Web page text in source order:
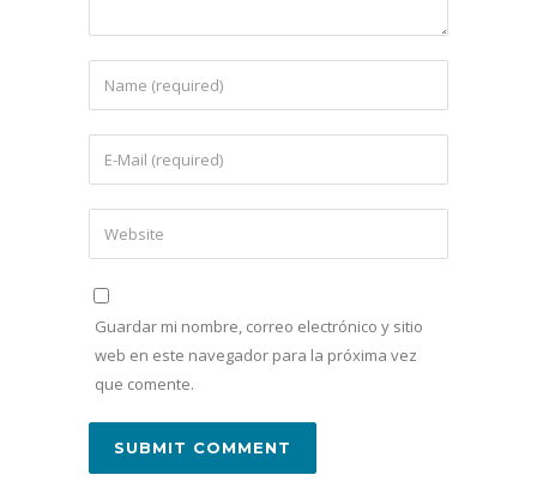
Guardar mi nombre, correo electrónico y sitio
web en este navegador para la próxima vez
que comente.